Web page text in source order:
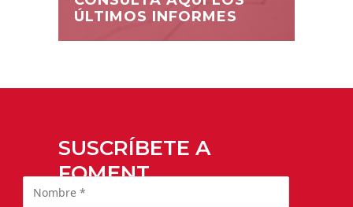
ÚLTIMOS INFORMES
SUSCRÍBETE A
FOMENT